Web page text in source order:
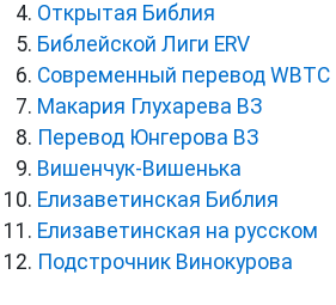
Открытая Библия
Библейской Лиги ERV
Cовременный перевод WBTC
Макария Глухарева ВЗ
Перевод Юнгерова ВЗ
Вишенчук-Вишенька
Елизаветинская Библия
Елизаветинская на русском
Подстрочник Винокурова